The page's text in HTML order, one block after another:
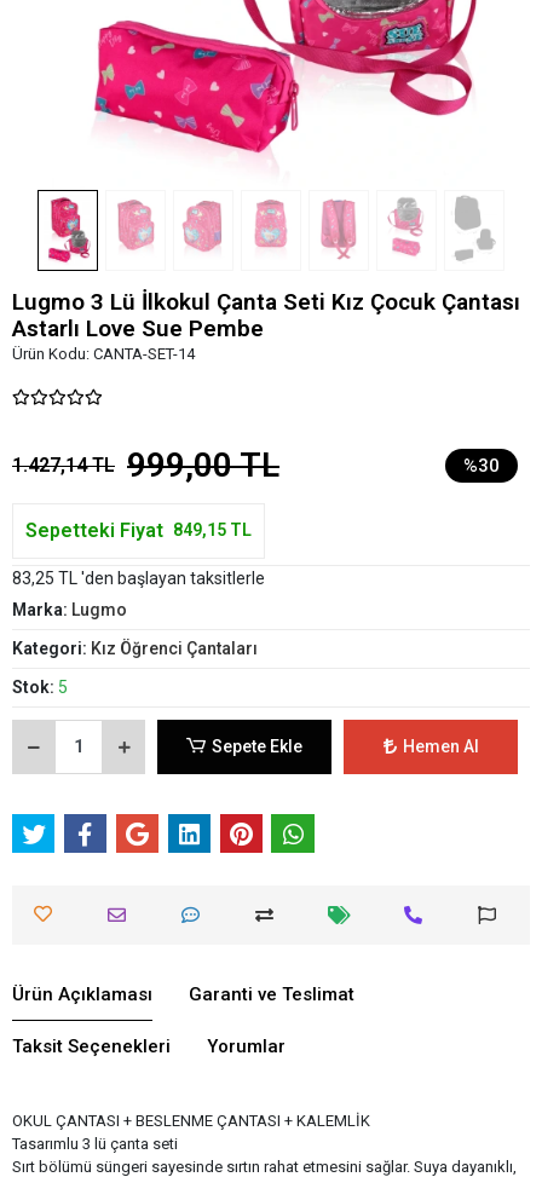
Lugmo 3 Lü İlkokul Çanta Seti Kız Çocuk Çantası
Astarlı Love Sue Pembe
Ürün Kodu: CANTA-SET-14
1.427,14 TL 999,00 TL %30
Sepetteki Fiyat 849,15 TL
83,25 TL 'den başlayan taksitlerle
Marka: Lugmo
Kategori: Kız Öğrenci Çantaları
Stok: 5
Sepete Ekle Hemen Al
Ürün Açıklaması Garanti ve Teslimat
Taksit Seçenekleri Yorumlar
OKUL ÇANTASI + BESLENME ÇANTASI + KALEMLİK
Tasarımlu 3 lü çanta seti
Sırt bölümü süngeri sayesinde sırtın rahat etmesini sağlar. Suya dayanıklı,